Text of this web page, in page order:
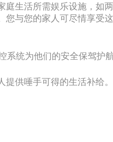
生活所需娱乐设施，如
与您的家人可尽情享受
统为他们的安全保驾护航
供唾手可得的生活补给